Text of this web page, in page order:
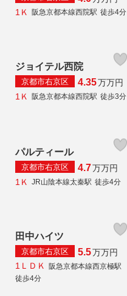
1Ｋ
阪急京都本線西院駅 徒歩4分
ジョイテル西院
京都市右京区 4.35万万円
1Ｋ
阪急京都本線西院駅 徒歩3分
パルティール
京都市右京区 4.7万万円
1Ｋ
JR山陰本線太秦駅 徒歩4分
田中ハイツ
京都市右京区 5.5万万円
1ＬＤＫ 阪急京都本線西京極駅
徒歩4分